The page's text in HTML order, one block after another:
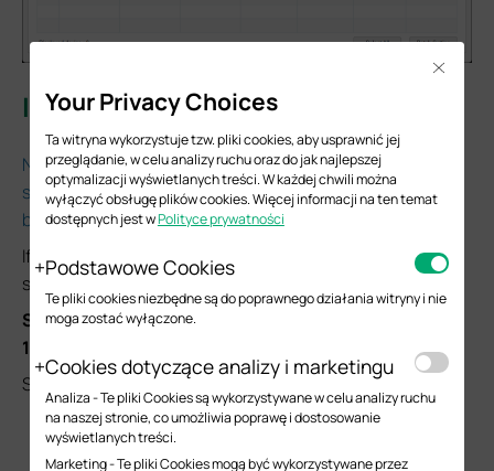
Installation for Mac OS
Note: This version of Omada Discovery Utility does not
support the standard JRE. You must install a JRE with
built-in JavaFX.
If your PC is Mac, you could refer to the following
suggestions:
S
tep 1.Visit theZulu JDK download page
17 JRE FX
Select
Zulu 17 JRE FX for your system:
ARM versionfor Apple M-series processors
x86 versionfor Intel-based Macs
Your Privacy Choices
Ta witryna wykorzystuje tzw. pliki cookies, aby usprawnić jej
przeglądanie, w celu analizy ruchu oraz do jak najlepszej
optymalizacji wyświetlanych treści. W każdej chwili można
wyłączyć obsługę plików cookies. Więcej informacji na ten temat
dostępnych jest wPolityce prywatności
Podstawowe Cookies
Te pliki cookies niezbędne są do poprawnego działania witryny i nie
moga zostać wyłączone.
Cookies dotyczące analizy i marketingu
Analiza - Te pliki Cookies są wykorzystywane w celu analizy ruchu
na naszej stronie, co umożliwia poprawę i dostosowanie
wyświetlanych treści.
Marketing - Te pliki Cookies mogą być wykorzystywane przez
Close